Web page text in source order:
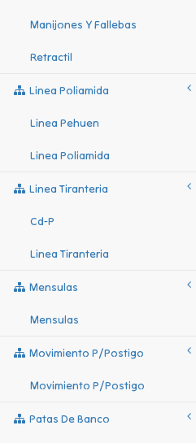
Manijones Y Fallebas
Retractil
Linea Poliamida
Linea Pehuen
Linea Poliamida
Linea Tiranteria
Cd-P
Linea Tiranteria
Mensulas
Mensulas
Movimiento P/postigo
Movimiento P/postigo
Patas De Banco